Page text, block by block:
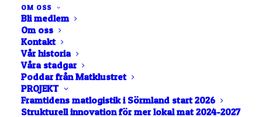
OM OSS
Bli medlem
Om oss
Kontakt
Vår historia
Våra stadgar
Poddar från Matklustret
PROJEKT
Framtidens matlogistik i Sörmland start 2026
Strukturell innovation för mer lokal mat 2024-2027
Öja Gårdsprodukter
gästar Stora Sundby
Slott 30/5
BUTIK OCH GÅRDSFÖRSÄLJNING